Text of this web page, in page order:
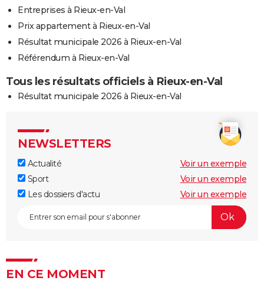
Entreprises à Rieux-en-Val
Prix appartement à Rieux-en-Val
Résultat municipale 2026 à Rieux-en-Val
Référendum à Rieux-en-Val
Tous les résultats officiels à Rieux-en-Val
Résultat municipale 2026 à Rieux-en-Val
NEWSLETTERS
Actualité
Voir un exemple
Sport
Voir un exemple
Les dossiers d'actu
Voir un exemple
EN CE MOMENT